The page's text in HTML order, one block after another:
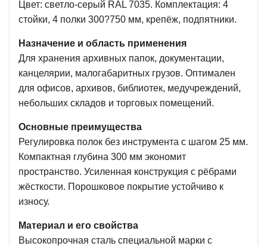
Цвет: светло-серый RAL 7035. Комплектация: 4
стойки, 4 полки 300?750 мм, крепёж, подпятники.
Назначение и область применения
Для хранения архивных папок, документации,
канцелярии, малогабаритных грузов. Оптимален
для офисов, архивов, библиотек, медучреждений,
небольших складов и торговых помещений.
Основные преимущества
Регулировка полок без инструмента с шагом 25 мм.
Компактная глубина 300 мм экономит
пространство. Усиленная конструкция с рёбрами
жёсткости. Порошковое покрытие устойчиво к
износу.
Материал и его свойства
Высокопрочная сталь специальной марки с